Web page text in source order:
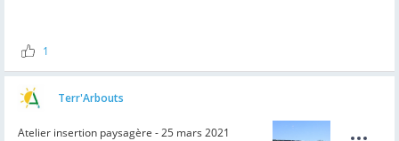
1
Terr'Arbouts
Atelier insertion paysagère - 25 mars 2021